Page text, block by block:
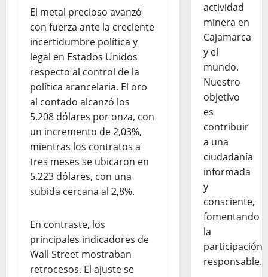
El metal precioso avanzó
con fuerza ante la creciente
incertidumbre política y
legal en Estados Unidos
respecto al control de la
política arancelaria. El oro
al contado alcanzó los
5.208 dólares por onza, con
un incremento de 2,03%,
mientras los contratos a
tres meses se ubicaron en
5.223 dólares, con una
subida cercana al 2,8%.
En contraste, los
principales indicadores de
Wall Street mostraban
retrocesos. El ajuste se
actividad
minera en
Cajamarca
y el
mundo.
Nuestro
objetivo
es
contribuir
a una
ciudadanía
informada
y
consciente,
fomentando
la
participación
responsable.